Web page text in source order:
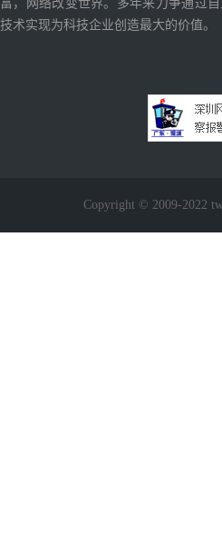
富，网络改变世界。多年来力争通过
技术实现为科技企业创造最大的价值。
Copyright © 2009-2022